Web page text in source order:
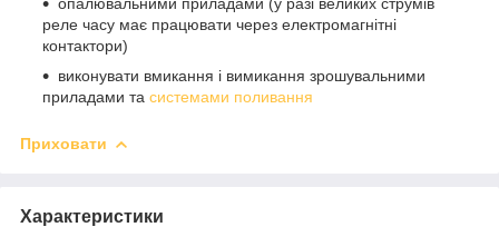
реле часу має працювати через електромагнітні
контактори)
виконувати вмикання і вимикання зрошувальними
приладами та системами поливання
Приховати
Характеристики